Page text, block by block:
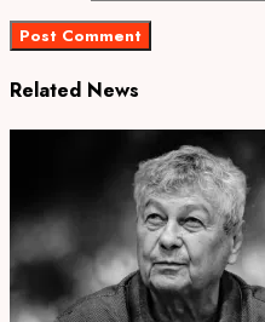
Related News